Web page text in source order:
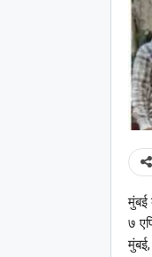
मुंबई
७